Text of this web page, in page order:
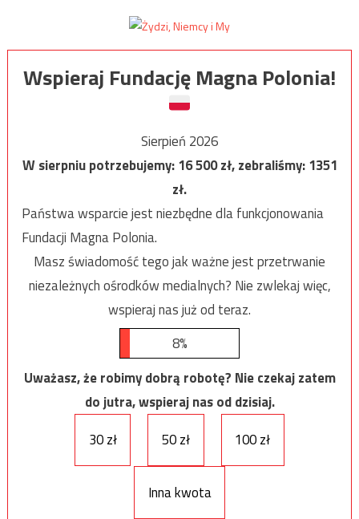
Wspieraj Fundację Magna Polonia!
Sierpień 2026
W sierpniu potrzebujemy:16 500zł, zebraliśmy:1351
zł.
Państwa wsparcie jest niezbędne dla funkcjonowania
Fundacji Magna Polonia.
Masz świadomość tego jak ważne jest przetrwanie
niezależnych ośrodków medialnych? Nie zwlekaj więc,
wspieraj nas już od teraz.
8%
Uważasz, że robimy dobrą robotę? Nie czekaj zatem
do jutra, wspieraj nas od dzisiaj.
30 zł
50 zł 100 zł
Inna kwota